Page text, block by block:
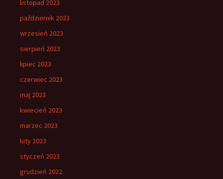
listopad 2023
październik 2023
wrzesień 2023
sierpień 2023
lipiec 2023
czerwiec 2023
maj 2023
kwiecień 2023
marzec 2023
luty 2023
styczeń 2023
grudzień 2022